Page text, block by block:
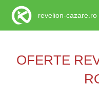
OFERTE
revelion-cazare.ro